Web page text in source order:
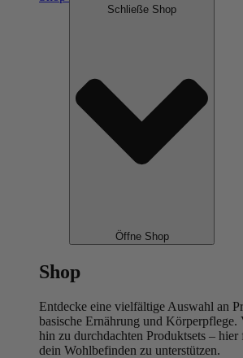
Schließe Shop
Öffne Shop
Shop
Entdecke eine vielfältige Auswahl an
basische Ernährung und
hin zu durchdachten Produktsets – hier
dein Wohlbefinden zu unterstützen.